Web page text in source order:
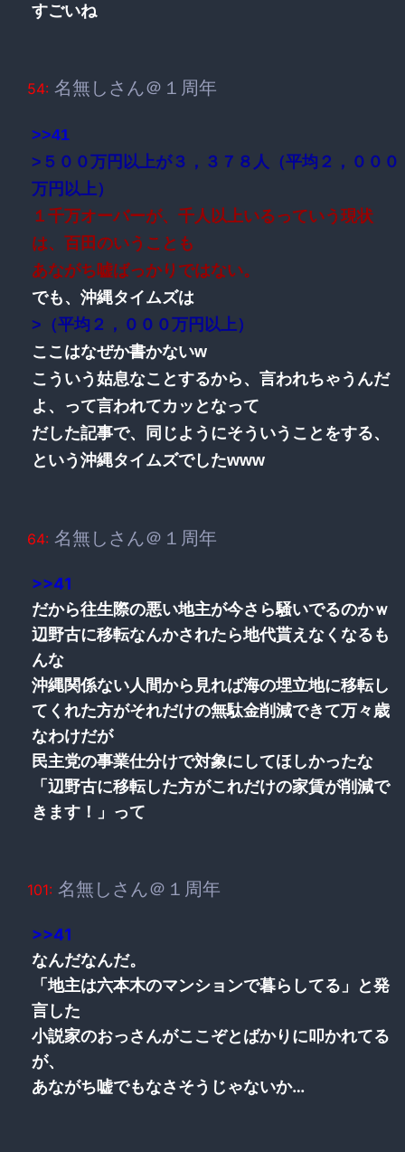
すごいね
54: 名無しさん＠１周年
>>41
>５００万円以上が３，３７８人（平均２，０００
万円以上）
１千万オーバーが、千人以上いるっていう現状
は、百田のいうことも
あながち嘘ばっかりではない。
でも、沖縄タイムズは
>（平均２，０００万円以上）
ここはなぜか書かないw
こういう姑息なことするから、言われちゃうんだ
よ、って言われてカッとなって
だした記事で、同じようにそういうことをする、
という沖縄タイムズでしたwww
64: 名無しさん＠１周年
>>41
だから往生際の悪い地主が今さら騒いでるのかｗ
辺野古に移転なんかされたら地代貰えなくなるも
んな
沖縄関係ない人間から見れば海の埋立地に移転し
てくれた方がそれだけの無駄金削減できて万々歳
なわけだが
民主党の事業仕分けで対象にしてほしかったな
「辺野古に移転した方がこれだけの家賃が削減で
きます！」って
101: 名無しさん＠１周年
>>41
なんだなんだ。
「地主は六本木のマンションで暮らしてる」と発
言した
小説家のおっさんがここぞとばかりに叩かれてる
が、
あながち嘘でもなさそうじゃないか…